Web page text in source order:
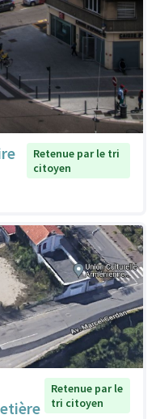
Retenue par le tri
citoyen
Retenue par le
tri citoyen